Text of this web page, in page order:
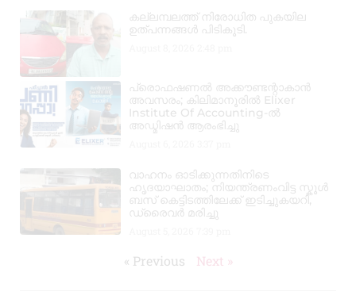
കല്ലമ്പലത്ത് നിരോധിത പുകയില
ഉത്പന്നങ്ങൾ പിടികൂടി.
പ്രൊഫഷണൽ അക്കൗണ്ടന്റാകാൻ
അവസരം; കിലിമാനൂരിൽ Elixer
Institute Of Accounting-ൽ
അഡ്മിഷൻ ആരംഭിച്ചു
വാഹനം ഓടിക്കുന്നതിനിടെ
ഹൃദയാഘാതം; നിയന്ത്രണംവിട്ട സ്കൂൾ
ബസ് കെട്ടിടത്തിലേക്ക് ഇടിച്ചുകയറി,
ഡ്രൈവർ മരിച്ചു
« Previous Next »